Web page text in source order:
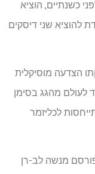
כשנתיים, הוציא
להוציא שני דיסקים
הצדעה מוסיקלית
לעולם מהגג בסימן
לכליזמר
מנשה לב-רן